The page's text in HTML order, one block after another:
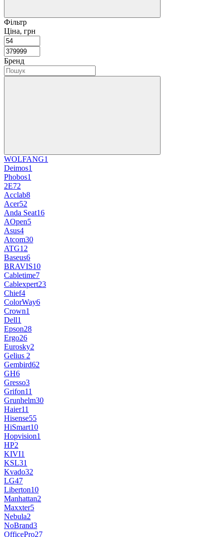
Фільтр
Ціна, грн
Бренд
WOLFANG1
Deimos1
Phobos1
2E72
Acclab8
Acer52
Anda Seat16
AOpen5
Asus4
Atcom30
ATG12
Baseus6
BRAVIS10
Cabletime7
Cablexpert23
Chief4
ColorWay6
Crown1
Dell1
Epson28
Ergo26
Eurosky2
Gelius 2
Gembird62
GH6
Gresso3
Grifon11
Grunhelm30
Haier11
Hisense55
HiSmart10
Hopvision1
HP2
KIVI1
KSL31
Kvado32
LG47
Liberton10
Manhattan2
Maxxter5
Nebula2
NoBrand3
OfficePro27